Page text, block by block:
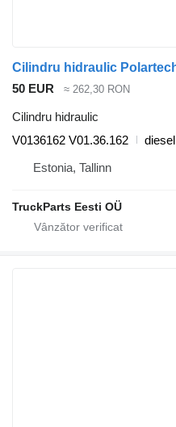
50 EUR ≈ 262,30 RON
Cilindru hidraulic
V0136162 V01.36.162
diesel
Estonia, Tallinn
TruckParts Eesti OÜ